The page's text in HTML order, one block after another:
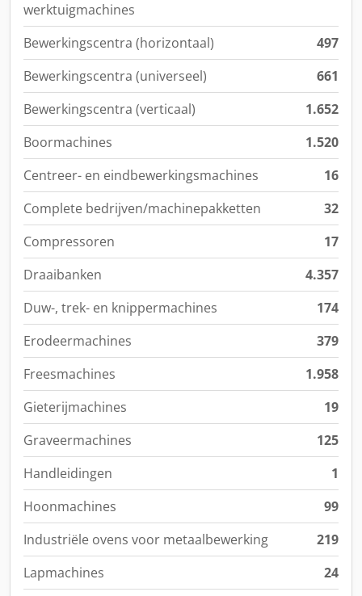
werktuigmachines
Bewerkingscentra (horizontaal)
497
Bewerkingscentra (universeel)
661
Bewerkingscentra (verticaal)
1.652
Boormachines
1.520
Centreer- en eindbewerkingsmachines
16
Complete bedrijven/machinepakketten
32
Compressoren
17
Draaibanken
4.357
Duw-, trek- en knippermachines
174
Erodeermachines
379
Freesmachines
1.958
Gieterijmachines
19
Graveermachines
125
Handleidingen
1
Hoonmachines
99
Industriële ovens voor metaalbewerking
219
Lapmachines
24